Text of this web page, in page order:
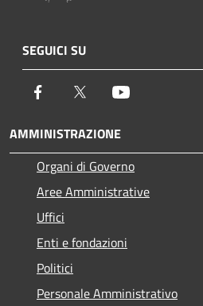
SEGUICI SU
Facebook Twitter
AMMINISTRAZIONE
Organi di Governo
Aree Amministrative
Uffici
Enti e fondazioni
Politici
Personale Amministrativo